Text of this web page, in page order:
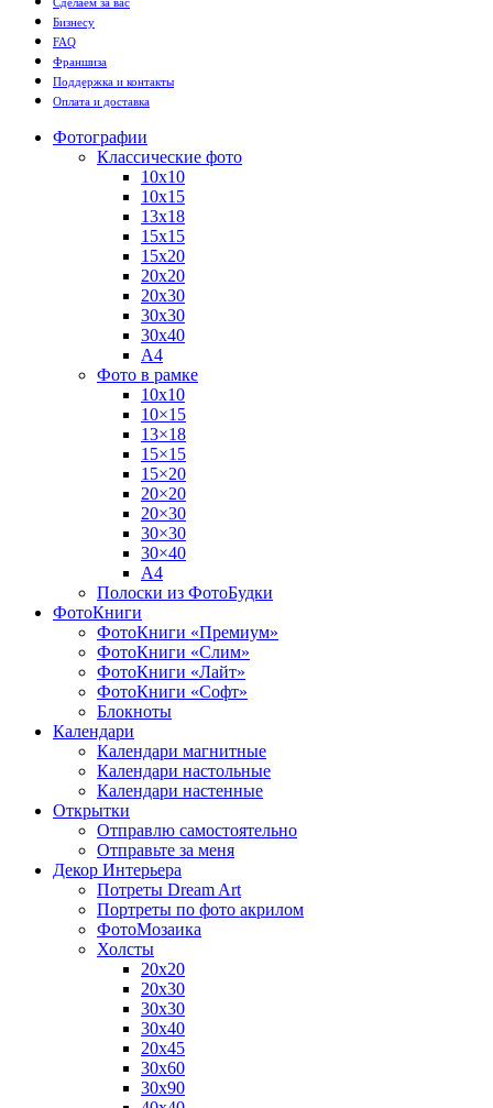
Бизнесу
FAQ
Франшиза
Поддержка и контакты
Оплата и доставка
Фотографии
Классические фото
10х10
10х15
13х18
15х15
15х20
20х20
20х30
30х30
30х40
А4
Фото в рамке
10х10
10×15
13×18
15×15
15×20
20×20
20×30
30×30
30×40
A4
Полоски из ФотоБудки
ФотоКниги
ФотоКниги «Премиум»
ФотоКниги «Слим»
ФотоКниги «Лайт»
ФотоКниги «Софт»
Блокноты
Календари
Календари магнитные
Календари настольные
Календари настенные
Открытки
Отправлю самостоятельно
Отправьте за меня
Декор Интерьера
Потреты Dream Art
Портреты по фото акрилом
ФотоМозаика
Холсты
20х20
20х30
30х30
30х40
20х45
30х60
30х90